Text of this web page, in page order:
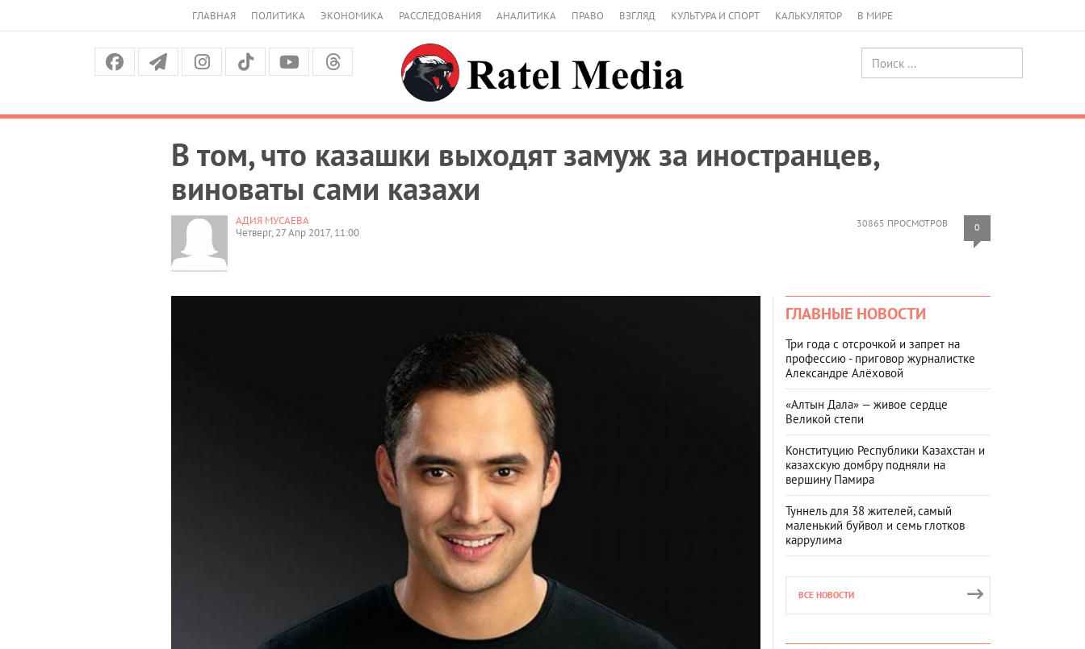
ГЛАВНАЯ ПОЛИТИКА ЭКОНОМИКА РАССЛЕДОВАНИЯ АНАЛИТИКА ПРАВО ВЗГЛЯД КУЛЬТУРА И СПОРТ КАЛЬКУЛЯТОР В МИРЕ
В том, что казашки выходят замуж за иностранцев,
виноваты сами казахи
30865 ПРОСМОТРОВ 0
АДИЯ МУСАЕВА
Четверг, 27 Апр 2017, 11:00
ГЛАВНЫЕ НОВОСТИ
Три года с отсрочкой и запрет на
профессию - приговор журналистке
Александре Алёховой
«Алтын Дала» — живое сердце
Великой степи
Конституцию Республики Казахстан и
казахскую домбру подняли на
вершину Памира
Туннель для 38 жителей, самый
маленький буйвол и семь глотков
каррулима
ВСЕ НОВОСТИ